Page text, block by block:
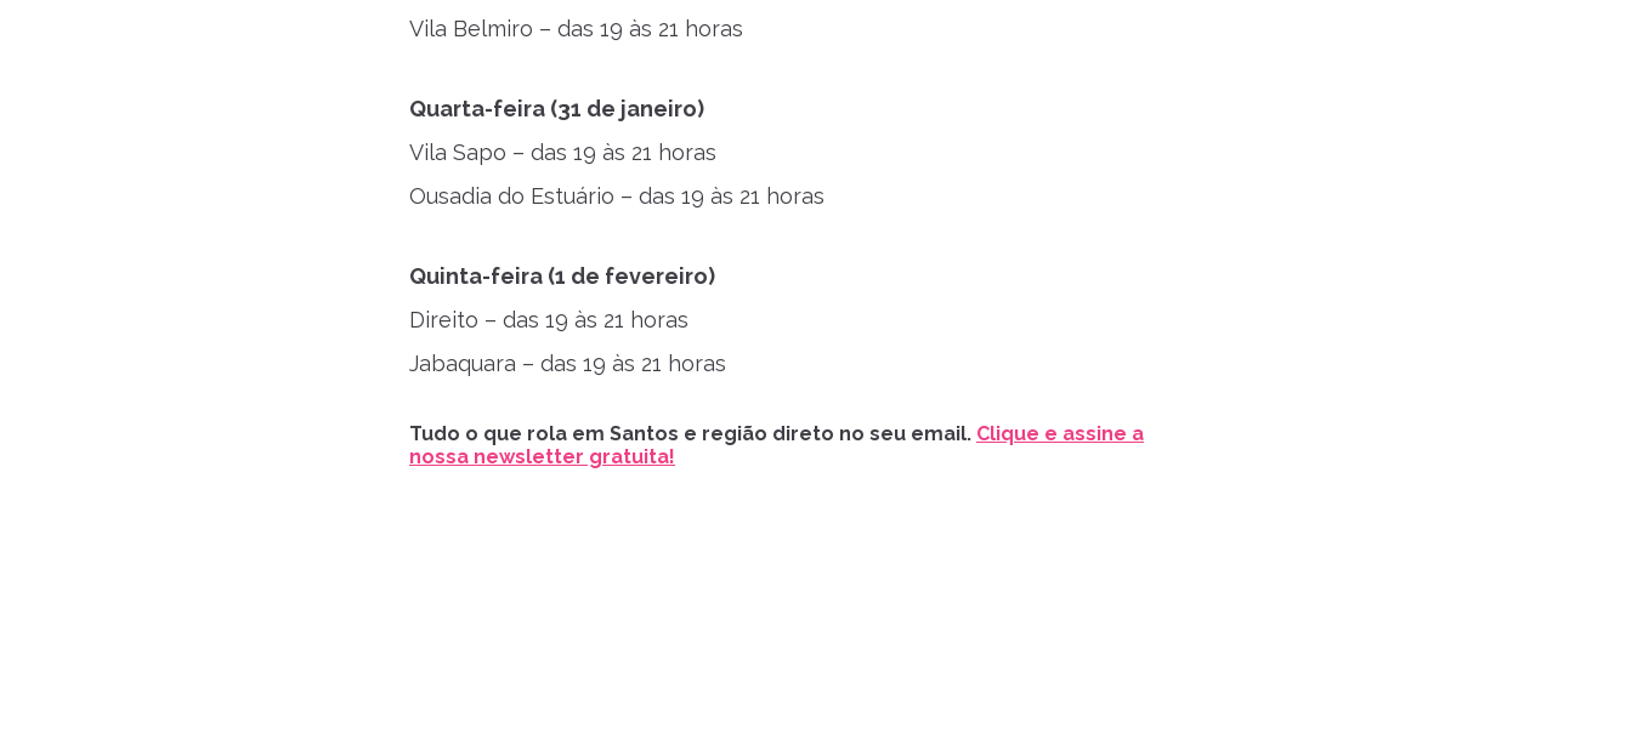
Vila Belmiro – das 19 às 21 horas
Quarta-feira (31 de janeiro)
Vila Sapo – das 19 às 21 horas
Ousadia do Estuário – das 19 às 21 horas
Quinta-feira (1 de fevereiro)
Direito – das 19 às 21 horas
Jabaquara – das 19 às 21 horas
Tudo o que rola em Santos e região direto no seu email. Clique e assine a
nossa newsletter gratuita!